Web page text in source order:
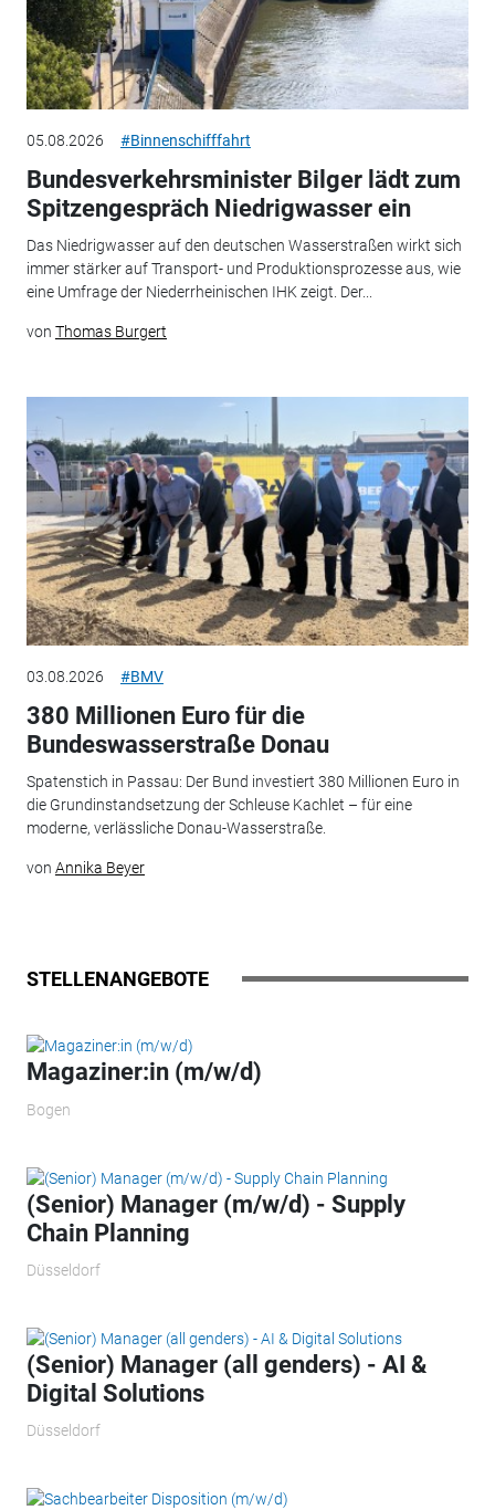
05.08.2026 #Binnenschifffahrt
Bundesverkehrsminister Bilger lädt zum
Spitzengespräch Niedrigwasser ein
Das Niedrigwasser auf den deutschen Wasserstraßen wirkt sich
immer stärker auf Transport- und Produktionsprozesse aus, wie
eine Umfrage der Niederrheinischen IHK zeigt. Der...
von Thomas Burgert
03.08.2026 #BMV
380 Millionen Euro für die
Bundeswasserstraße Donau
Spatenstich in Passau: Der Bund investiert 380 Millionen Euro in
die Grundinstandsetzung der Schleuse Kachlet – für eine
moderne, verlässliche Donau-Wasserstraße.
von Annika Beyer
STELLENANGEBOTE
Magaziner:in (m/w/d)
Bogen
(Senior) Manager (m/w/d) - Supply
Chain Planning
Düsseldorf
(Senior) Manager (all genders) - AI &
Digital Solutions
Düsseldorf